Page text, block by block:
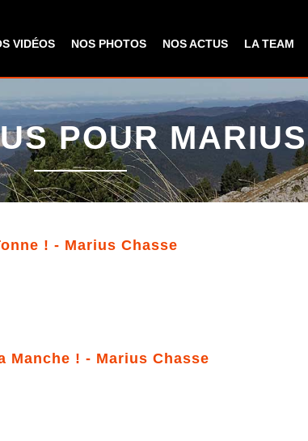
principal
VIDÉOS NOS PHOTOS NOS ACTUS LA TEAM
POUR MARIUS
! - Marius Chasse
Manche ! - Marius Chasse